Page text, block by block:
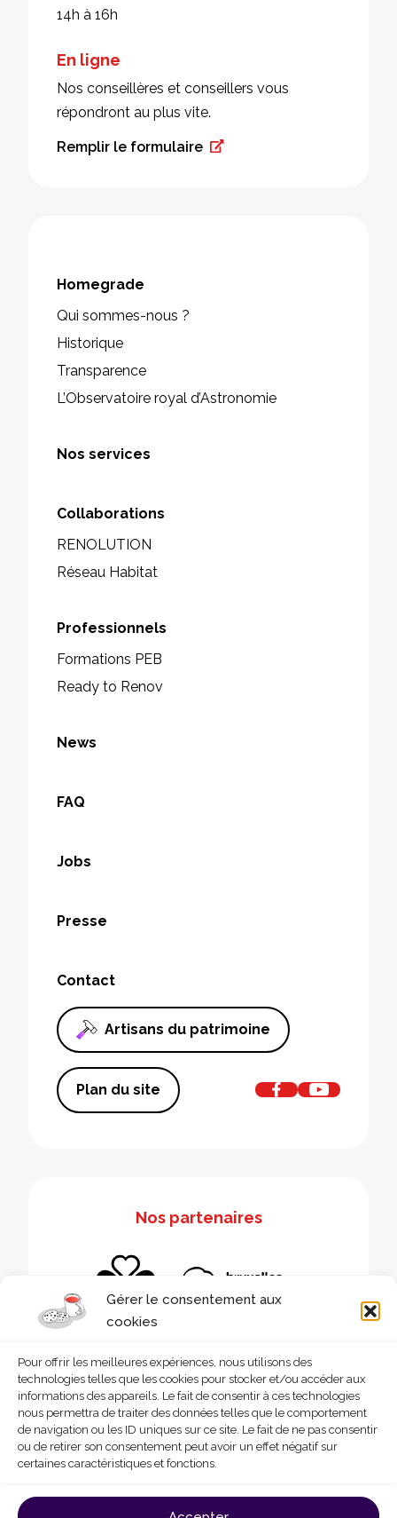
Gérer le consentement aux
cookies
Pour offrir les meilleures expériences, nous utilisons des
technologies telles que les cookies pour stocker et/ou accéder aux
informations des appareils. Le fait de consentir à ces technologies
nous permettra de traiter des données telles que le comportement
de navigation ou les ID uniques sur ce site. Le fait de ne pas consentir
ou de retirer son consentement peut avoir un effet négatif sur
certaines caractéristiques et fonctions.
14h à 16h
En ligne
Nos conseillères et conseillers vous
répondront au plus vite.
Remplir le formulaire
Homegrade
Qui sommes-nous ?
Historique
Transparence
L’Observatoire royal d’Astronomie
Nos services
Collaborations
RENOLUTION
Réseau Habitat
Professionnels
Formations PEB
Ready to Renov
News
FAQ
Jobs
Presse
Contact
Artisans du patrimoine
Plan du site
Nos partenaires
love